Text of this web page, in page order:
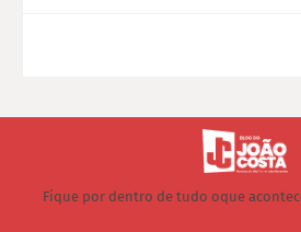
Fique por dentro de tudo oque